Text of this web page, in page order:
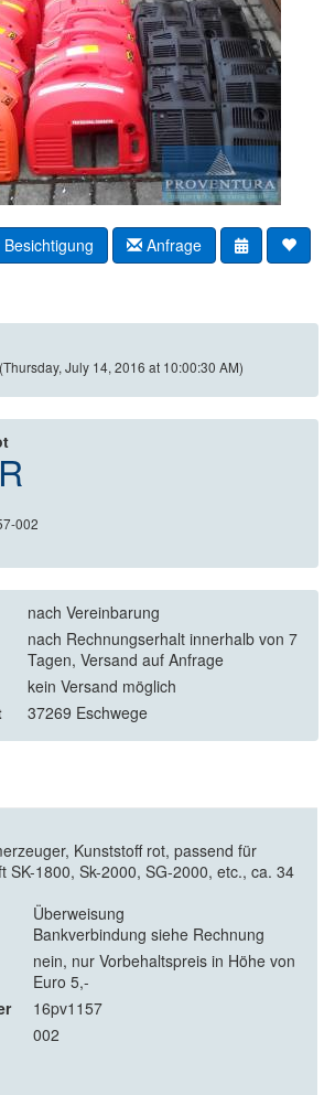
Anfrage
(Thursday, July 14, 2016 at 10:00:30 AM)
002
nach Vereinbarung
nach Rechnungserhalt innerhalb von 7
Tagen, Versand auf Anfrage
kein Versand möglich
37269 Eschwege
Kunststoff rot, passend für
SK-1800, Sk-2000, SG-2000, etc., ca. 34
Überweisung
Bankverbindung siehe Rechnung
nein, nur Vorbehaltspreis in Höhe von
Euro 5,-
16pv1157
002